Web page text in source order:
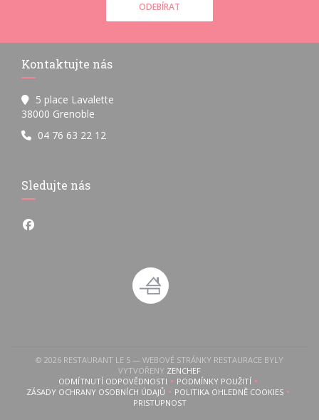
ODEBÍRAT
Kontaktujte nás
5 place Lavalette
38000 Grenoble
04 76 63 22 12
Sledujte nás
Facebook ((otevře se v novém okně))
© 2026 RESTAURANT LE 5 — WEBOVÉ STRÁNKY RESTAURACE BYLY
VYTVOŘENY ZENCHEF((OTEVŘE SE V NOVÉM OKNĚ))
ODMÍTNUTÍ ODPOVĚDNOSTI((OTEVŘE SE V NOVÉM OKNĚ))
PODMÍNKY POUŽITÍ((OTEVŘE SE V NOVÉM
ZÁSADY OCHRANY OSOBNÍCH ÚDAJŮ
((OTEVŘE SE V NOVÉM OKNĚ))POLITIKA OHLEDNĚ COOKIES
((OTEVŘE SE V NOVÉM
PRISTUPNOST
((OTEVŘE SE V NOVÉM OKNĚ))